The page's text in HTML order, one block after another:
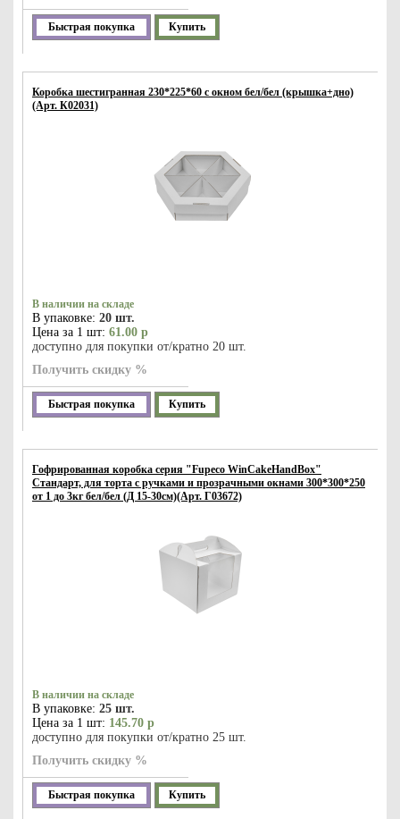
Быстрая покупка Купить
Коробка шестигранная 230*225*60 с окном бел/бел (крышка+дно)
(Арт. К02031)
В наличии на складе
В упаковке: 20 шт.
Цена за 1 шт: 61.00 р
доступно для покупки от/кратно 20 шт.
Получить скидку %
Быстрая покупка Купить
Гофрированная коробка серия "Fupeco WinCakeHandBox"
Стандарт, для торта c ручками и прозрачными окнами 300*300*250
от 1 до 3кг бел/бел (Д 15-30см)(Арт. Г03672)
В наличии на складе
В упаковке: 25 шт.
Цена за 1 шт: 145.70 р
доступно для покупки от/кратно 25 шт.
Получить скидку %
Быстрая покупка Купить